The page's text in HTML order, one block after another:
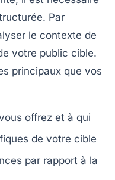
Par
le contexte de
votre public cible.
principaux que vos
offrez et à qui
de votre cible
par rapport à la